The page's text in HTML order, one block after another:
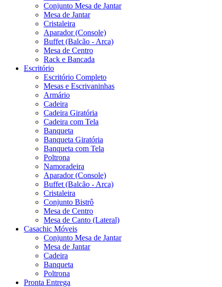
Conjunto Mesa de Jantar
Mesa de Jantar
Cristaleira
Aparador (Console)
Buffet (Balcão - Arca)
Mesa de Centro
Rack e Bancada
Escritório
Escritório Completo
Mesas e Escrivaninhas
Armário
Cadeira
Cadeira Giratória
Cadeira com Tela
Banqueta
Banqueta Giratória
Banqueta com Tela
Poltrona
Namoradeira
Aparador (Console)
Buffet (Balcão - Arca)
Cristaleira
Conjunto Bistrô
Mesa de Centro
Mesa de Canto (Lateral)
Casachic Móveis
Conjunto Mesa de Jantar
Mesa de Jantar
Cadeira
Banqueta
Poltrona
Pronta Entrega